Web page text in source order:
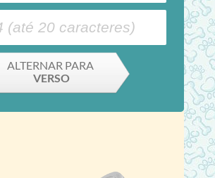
ALTERNAR PARA
VERSO